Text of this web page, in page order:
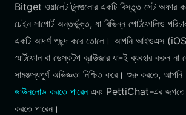
Bitget ওয়ালেট টুলগুলোর একটি বিস্তৃত সেট অফার
চেইন সাপোর্ট অন্তর্ভুক্ত, যা বিভিন্ন পোর্টফোলিও
একটি আদর্শ পছন্দ করে তোলে। আপনি আইওএস (iOS)
স্মার্টফোন বা ডেস্কটপ ব্রাউজার যা-ই ব্যবহার করুন না
সামঞ্জস্যপূর্ণ অভিজ্ঞতা নিশ্চিত করে। শুরু করতে, আপনি
ডাউনলোড করতে পারেনএবং PettiChat-এর জগতে
করতে পারেন।